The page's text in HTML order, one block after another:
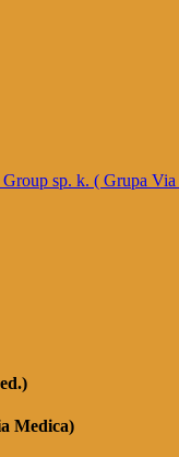
sp. k. ( Grupa Via
Medica)